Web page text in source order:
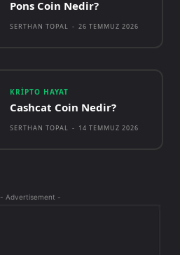
Pons Coin Nedir?
SERTHAN TOPAL - 26 TEMMUZ 2026
KRIPTO HAYAT
Cashcat Coin Nedir?
SERTHAN TOPAL - 14 TEMMUZ 2026
- Advertisement -